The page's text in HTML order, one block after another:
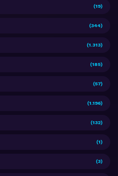
(19)
(344)
(1.313)
(185)
(57)
(1.196)
(132)
(1)
(3)